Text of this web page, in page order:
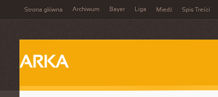
Strona główna Archiwum Bayer Liga Miedź Spis Treści
ARKA